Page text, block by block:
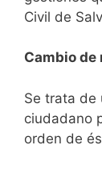
Civil de
Cambio de
Se trata de
ciudadano
orden de